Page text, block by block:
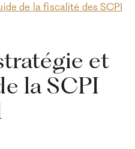
de la fiscalité des SCPI
et
la SCPI